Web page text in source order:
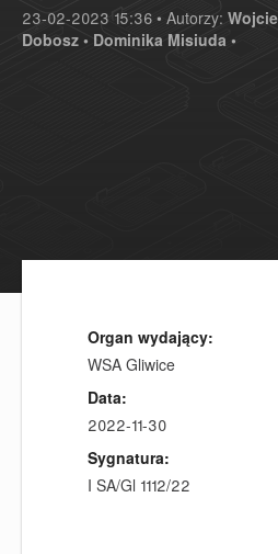
23-02-2023 15:36 • Autorzy:
Dobosz • Dominika Misiuda •
Organ wydający:
WSA Gliwice
Data:
2022-11-30
Sygnatura:
I SA/Gl 1112/22